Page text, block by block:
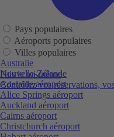
Fais le toi-même
Contrôlez vos réservations,
Pays populaires
Aéroports populaires
Villes populaires
Australie
Nouvelle-Zélande
Adelaide aéroport
Alice Springs aéroport
Auckland aéroport
Cairns aéroport
Christchurch aéroport